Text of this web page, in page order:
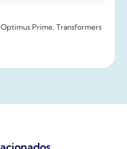
Optimus Prime, Transformers